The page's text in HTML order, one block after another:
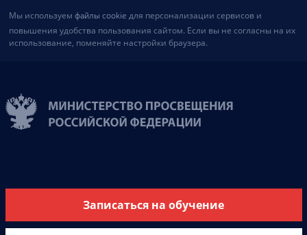
Мы используем файлы cookie для персонализации сервисов и
повышения удобства пользования сайтом. Если вы не согласны на их
использование, поменяйте настройки браузера.
Записаться на обучение